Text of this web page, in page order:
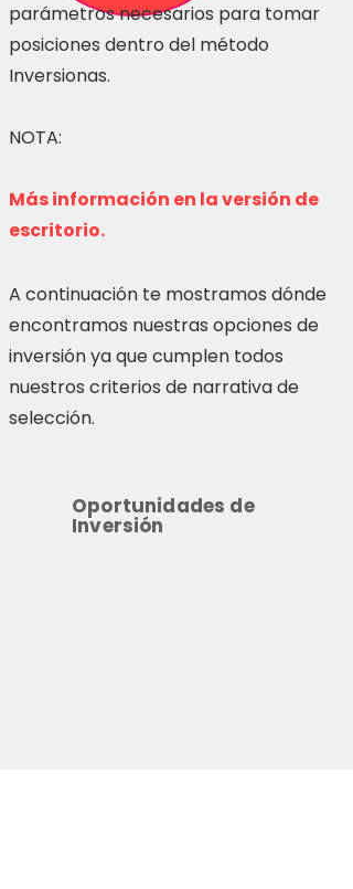
parámetros necesarios para tomar
posiciones dentro del método
Inversionas.
NOTA:
Más información en la versión de
escritorio.
A continuación te mostramos dónde
encontramos nuestras opciones de
inversión ya que cumplen todos
nuestros criterios de narrativa de
selección.
Oportunidades de
Inversión